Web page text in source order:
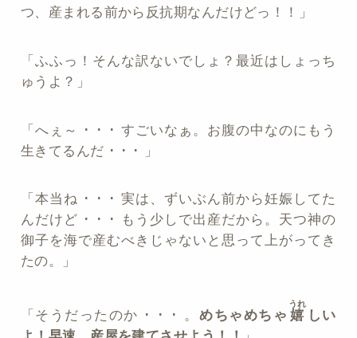
つ、産まれる前から反抗期なんだけどっ！！」
「ふふっ！そんな訳ないでしょ？最近はしょっち
ゅうよ？」
「へぇ～ ･ ･ ･ すごいなぁ。お腹の中なのにもう
生きてるんだ ･ ･ ･ 」
「本当ね ･ ･ ･ 実は、ずいぶん前から妊娠してた
んだけど ･ ･ ･ もう少しで出産だから。天つ神の
御子を海で産むべきじゃないと思って上がってき
たの。」
「そうだったのか ･ ･ ･ 。 めちゃめちゃ 嬉
うれ
しい